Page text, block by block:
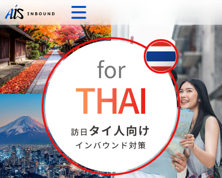
for
THAI
訪⽇ タイ⼈向け
インバウンド対策